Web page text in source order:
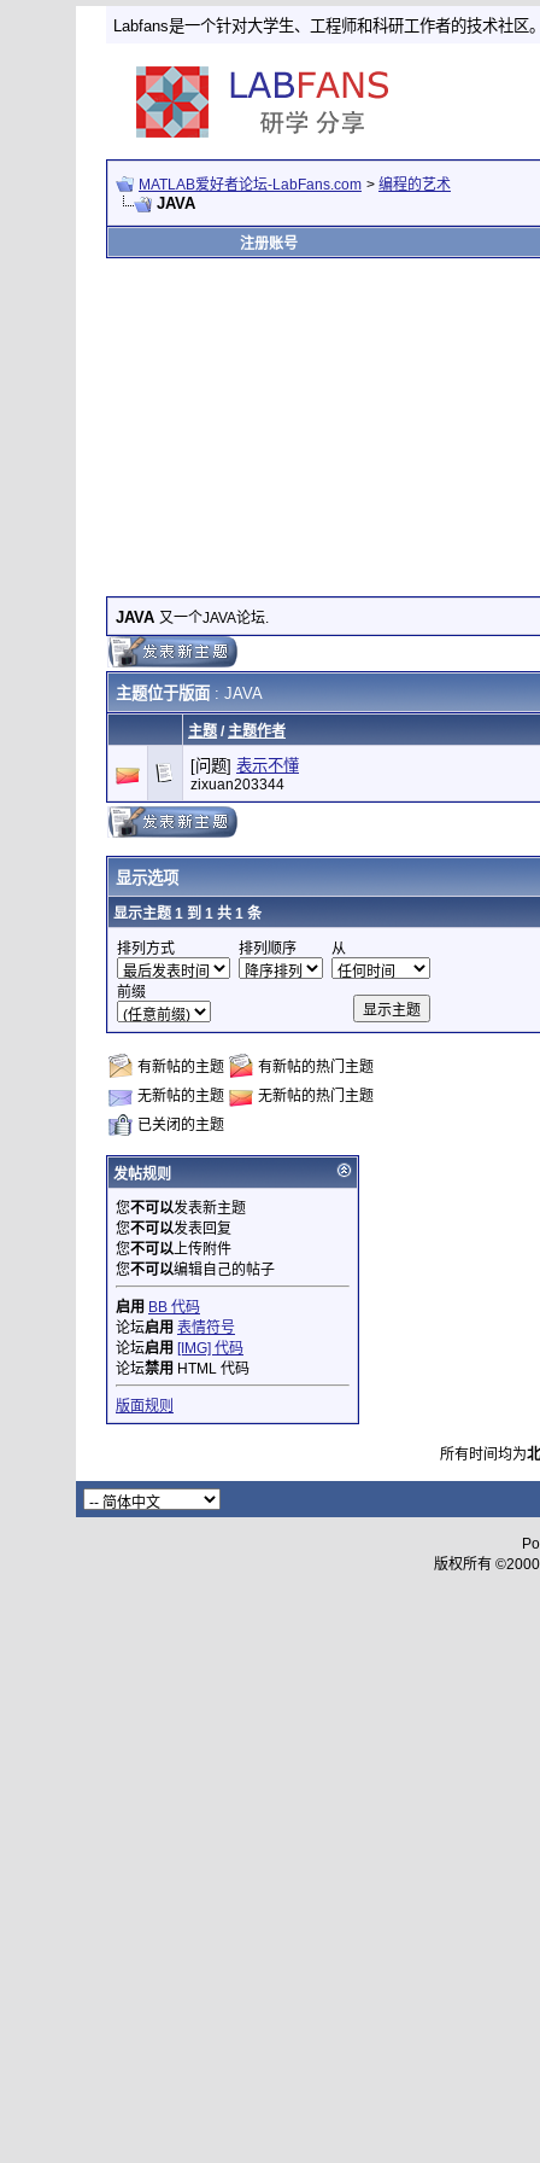
Labfans是一个针对大学生、工程师和科研工作者的技术社区
MATLAB爱好者论坛-LabFans.com > 编程的艺术
JAVA
注册账号
JAVA 又一个JAVA论坛.
主题位于版面: JAVA
主题/ 主题作者
[问题] 表示不懂
zixuan203344
显示选项
显示主题 1 到 1 共 1 条
排列方式 排列顺序 从
前缀
有新帖的主题
有新帖的热门主题
无新帖的主题
无新帖的热门主题
已关闭的主题
发帖规则
您不可以发表新主题
您不可以发表回复
您不可以上传附件
您不可以编辑自己的帖子
启用 BB 代码
论坛启用 表情符号
论坛启用 [IMG] 代码
论坛禁用 HTML 代码
版面规则
所有时间均为
版权所有